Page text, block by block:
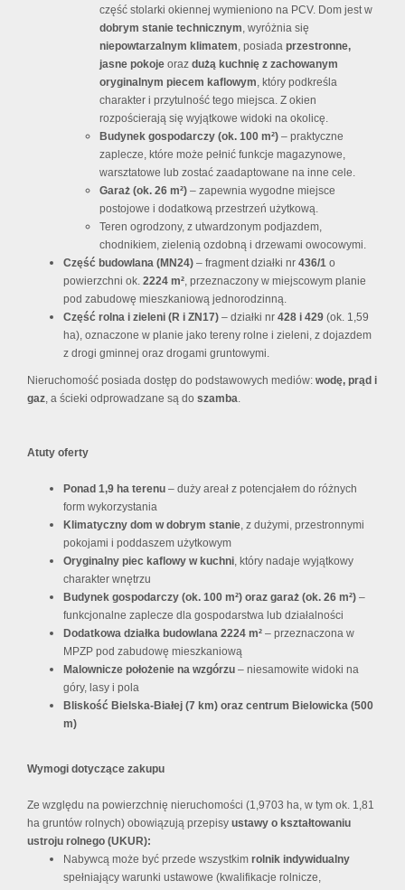
część stolarki okiennej wymieniono na PCV. Dom jest w
dobrym stanie technicznym, wyróżnia się
niepowtarzalnym klimatem, posiada przestronne,
jasne pokoje oraz dużą kuchnię z zachowanym
oryginalnym piecem kaflowym, który podkreśla
charakter i przytulność tego miejsca. Z okien
rozpościerają się wyjątkowe widoki na okolicę.
Budynek gospodarczy (ok. 100 m²) – praktyczne
zaplecze, które może pełnić funkcje magazynowe,
warsztatowe lub zostać zaadaptowane na inne cele.
Garaż (ok. 26 m²) – zapewnia wygodne miejsce
postojowe i dodatkową przestrzeń użytkową.
Teren ogrodzony, z utwardzonym podjazdem,
chodnikiem, zielenią ozdobną i drzewami owocowymi.
Część budowlana (MN24) – fragment działki nr 436/1 o
powierzchni ok. 2224 m², przeznaczony w miejscowym planie
pod zabudowę mieszkaniową jednorodzinną.
Część rolna i zieleni (R i ZN17) – działki nr 428 i 429 (ok. 1,59
ha), oznaczone w planie jako tereny rolne i zieleni, z dojazdem
z drogi gminnej oraz drogami gruntowymi.
Nieruchomość posiada dostęp do podstawowych mediów: wodę, prąd i
gaz, a ścieki odprowadzane są do szamba.
Atuty oferty
Ponad 1,9 ha terenu – duży areał z potencjałem do różnych
form wykorzystania
Klimatyczny dom w dobrym stanie, z dużymi, przestronnymi
pokojami i poddaszem użytkowym
Oryginalny piec kaflowy w kuchni, który nadaje wyjątkowy
charakter wnętrzu
Budynek gospodarczy (ok. 100 m²) oraz garaż (ok. 26 m²) –
funkcjonalne zaplecze dla gospodarstwa lub działalności
Dodatkowa działka budowlana 2224 m² – przeznaczona w
MPZP pod zabudowę mieszkaniową
Malownicze położenie na wzgórzu – niesamowite widoki na
góry, lasy i pola
Bliskość Bielska-Białej (7 km) oraz centrum Bielowicka (500
m)
Wymogi dotyczące zakupu
Ze względu na powierzchnię nieruchomości (1,9703 ha, w tym ok. 1,81
ha gruntów rolnych) obowiązują przepisy ustawy o kształtowaniu
ustroju rolnego (UKUR):
Nabywcą może być przede wszystkim rolnik indywidualny
spełniający warunki ustawowe (kwalifikacje rolnicze,